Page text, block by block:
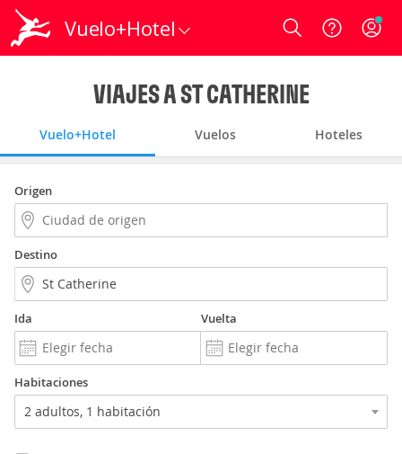
Vuelo+Hotel Login
VIAJES A ST CATHERINE
Vuelo+Hotel Vuelos Hoteles
Origen
Destino
Ida Vuelta
Habitaciones